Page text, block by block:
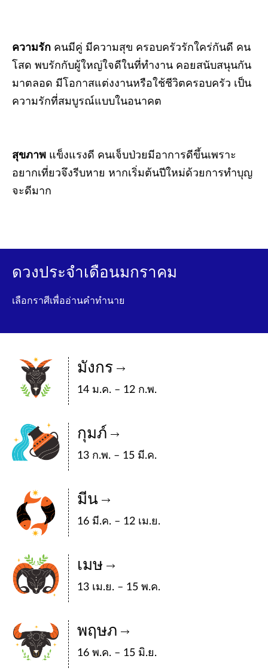
ความรัก คนมีคู่ มีความสุข ครอบครัวรักใคร่กันดี คน
โสด พบรักกับผู้ใหญ่ใจดีในที่ทำงาน คอยสนับสนุนกัน
มาตลอด มีโอกาสแต่งงานหรือใช้ชีวิตครอบครัว เป็น
ความรักที่สมบูรณ์แบบในอนาคต
สุขภาพ แข็งแรงดี คนเจ็บป่วยมีอาการดีขึ้นเพราะ
อยากเที่ยวจึงรีบหาย หากเริ่มต้นปีใหม่ด้วยการทำบุญ
จะดีมาก
ดวงประจำเดือนมกราคม
เลือกราศีเพื่ออ่านคำทำนาย
มังกร
14 ม.ค. – 12 ก.พ.
กุมภ์
13 ก.พ. – 15 มี.ค.
มีน
16 มี.ค. – 12 เม.ย.
เมษ
13 เม.ย. – 15 พ.ค.
พฤษภ
16 พ.ค. – 15 มิ.ย.